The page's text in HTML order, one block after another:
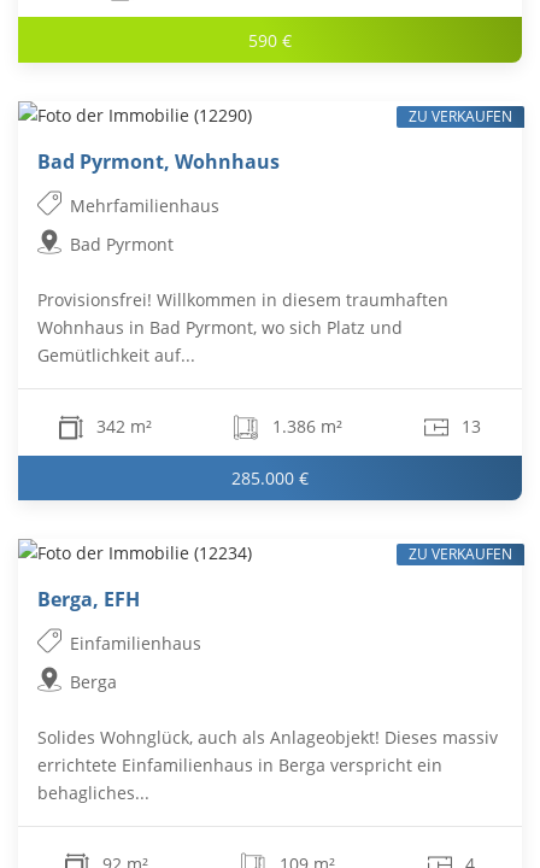
590 €
Bad Pyrmont, Wohnhaus
Mehrfamilienhaus
Bad Pyrmont
Provisionsfrei! Willkommen in diesem traumhaften
Wohnhaus in Bad Pyrmont, wo sich Platz und
Gemütlichkeit auf...
342 m² 1.386 m² 13
285.000 €
ZU VERKAUFEN
Berga, EFH
Einfamilienhaus
Berga
Solides Wohnglück, auch als Anlageobjekt! Dieses massiv
errichtete Einfamilienhaus in Berga verspricht ein
behagliches...
ZU VERKAUFEN